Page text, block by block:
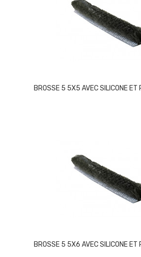
BROSSE 5 5X5 AVEC SILICONE ET
BROSSE 5 5X6 AVEC SILICONE ET